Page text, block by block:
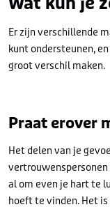
Er zijn verschillende
kunt ondersteunen,
groot verschil maken.
Praat erover
Het delen van je
al om even je hart te
hoeft te vinden. Het